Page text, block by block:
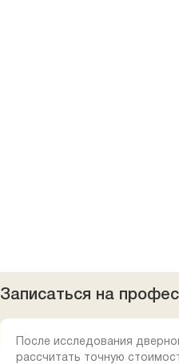
Записаться на
После исследования
рассчитать точную